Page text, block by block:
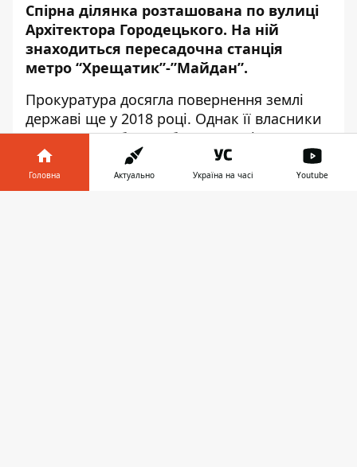
Спірна ділянка розташована по вулиці
Архітектора Городецького. На ній
знаходиться пересадочна станція
метро “Хрещатик”-”Майдан”.
Прокуратура досягла повернення землі
державі ще у 2018 році. Однак її власники
продовжили боротьбу. Детальніше про цю
історію читайте в
“Інформатор Гроші”
Заповідомленням
Головна Актуально Україна на часі Youtube